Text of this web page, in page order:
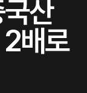
산
배로